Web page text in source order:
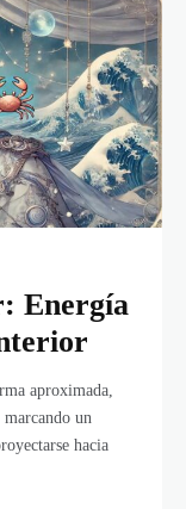
Energía
aproximada,
un
hacia